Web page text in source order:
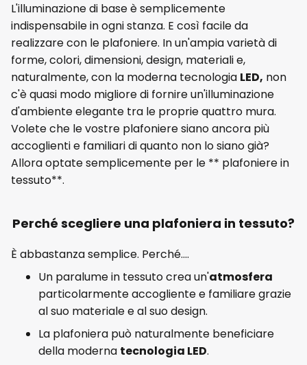
L'illuminazione di base è semplicemente
indispensabile in ogni stanza. E così facile da
realizzare con le plafoniere. In un'ampia varietà di
forme, colori, dimensioni, design, materiali e,
naturalmente, con la moderna tecnologia LED, non
c'è quasi modo migliore di fornire un'illuminazione
d'ambiente elegante tra le proprie quattro mura.
Volete che le vostre plafoniere siano ancora più
accoglienti e familiari di quanto non lo siano già?
Allora optate semplicemente per le ** plafoniere in
tessuto**.
Perché scegliere una plafoniera in tessuto?
È abbastanza semplice. Perché....
Un paralume in tessuto crea un'atmosfera
particolarmente accogliente e familiare grazie
al suo materiale e al suo design.
La plafoniera può naturalmente beneficiare
della moderna tecnologia LED.